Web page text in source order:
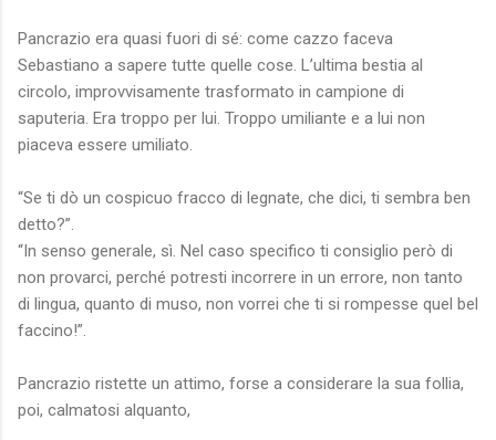
Pancrazio era quasi fuori di sé: come cazzo faceva
Sebastiano a sapere tutte quelle cose. L’ultima bestia al
circolo, improvvisamente trasformato in campione di
saputeria. Era troppo per lui. Troppo umiliante e a lui non
piaceva essere umiliato.
“Se ti dò un cospicuo fracco di legnate, che dici, ti sembra ben
detto?”.
“In senso generale, sì. Nel caso specifico ti consiglio però di
non provarci, perché potresti incorrere in un errore, non tanto
di lingua, quanto di muso, non vorrei che ti si rompesse quel bel
faccino!”.
Pancrazio ristette un attimo, forse a considerare la sua follia,
poi, calmatosi alquanto,